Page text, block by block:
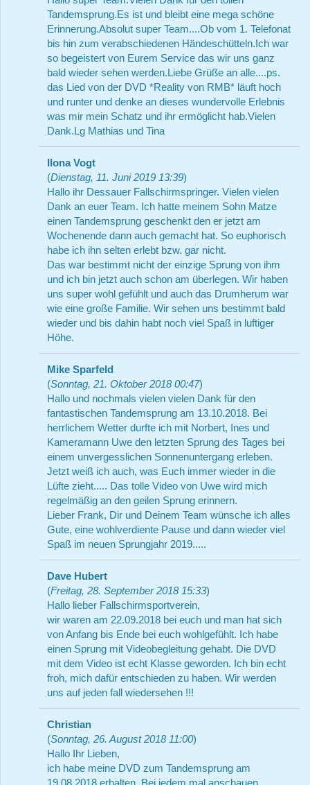
Tandemsprung.Es ist und bleibt eine mega schöne
Erinnerung.Absolut super Team....Ob vom 1. Telefonat
bis hin zum verabschiedenen Händeschütteln.Ich war
so begeistert von Eurem Service das wir uns ganz
bald wieder sehen werden.Liebe Grüße an alle....ps.
das Lied von der DVD *Reality von RMB* läuft hoch
und runter und denke an dieses wundervolle Erlebnis
was mir mein Schatz und ihr ermöglicht hab.Vielen
Dank.Lg Mathias und Tina
Ilona Vogt
(Dienstag, 11. Juni 2019 13:39)
Hallo ihr Dessauer Fallschirmspringer. Vielen vielen
Dank an euer Team. Ich hatte meinem Sohn Matze
einen Tandemsprung geschenkt den er jetzt am
Wochenende dann auch gemacht hat. So euphorisch
habe ich ihn selten erlebt bzw. gar nicht.
Das war bestimmt nicht der einzige Sprung von ihm
und ich bin jetzt auch schon am überlegen. Wir haben
uns super wohl gefühlt und auch das Drumherum war
wie eine große Familie. Wir sehen uns bestimmt bald
wieder und bis dahin habt noch viel Spaß in luftiger
Höhe.
Mike Sparfeld
(Sonntag, 21. Oktober 2018 00:47)
Hallo und nochmals vielen vielen Dank für den
fantastischen Tandemsprung am 13.10.2018. Bei
herrlichem Wetter durfte ich mit Norbert, Ines und
Kameramann Uwe den letzten Sprung des Tages bei
einem unvergesslichen Sonnenuntergang erleben.
Jetzt weiß ich auch, was Euch immer wieder in die
Lüfte zieht..... Das tolle Video von Uwe wird mich
regelmäßig an den geilen Sprung erinnern.
Lieber Frank, Dir und Deinem Team wünsche ich alles
Gute, eine wohlverdiente Pause und dann wieder viel
Spaß im neuen Sprungjahr 2019.....
Dave Hubert
(Freitag, 28. September 2018 15:33)
Hallo lieber Fallschirmsportverein,
wir waren am 22.09.2018 bei euch und man hat sich
von Anfang bis Ende bei euch wohlgefühlt. Ich habe
einen Sprung mit Videobegleitung gehabt. Die DVD
mit dem Video ist echt Klasse geworden. Ich bin echt
froh, mich dafür entschieden zu haben. Wir werden
uns auf jeden fall wiedersehen !!!
Christian
(Sonntag, 26. August 2018 11:00)
Hallo Ihr Lieben,
ich habe meine DVD zum Tandemsprung am
19.08.2018 erhalten. Bei jedem mal anschauen